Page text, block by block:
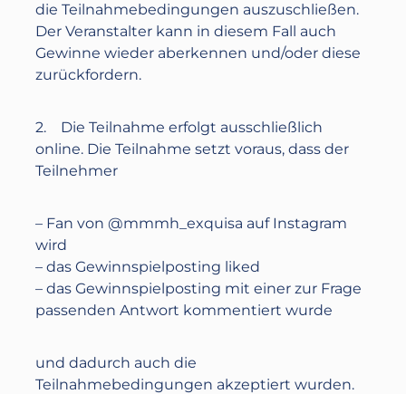
die Teilnahmebedingungen auszuschließen.
Der Veranstalter kann in diesem Fall auch
Gewinne wieder aberkennen und/oder diese
zurückfordern.
2. Die Teilnahme erfolgt ausschließlich
online. Die Teilnahme setzt voraus, dass der
Teilnehmer
– Fan von @mmmh_exquisa auf Instagram
wird
– das Gewinnspielposting liked
– das Gewinnspielposting mit einer zur Frage
passenden Antwort kommentiert wurde
und dadurch auch die
Teilnahmebedingungen akzeptiert wurden.